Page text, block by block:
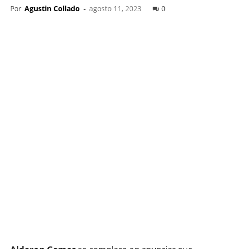
Por Agustin Collado - agosto 11, 2023 0